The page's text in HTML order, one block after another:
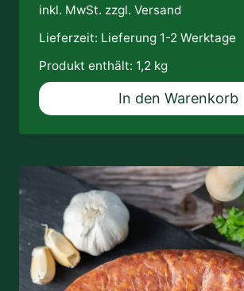
inkl. MwSt. zzgl. Versand
Lieferzeit: Lieferung 1-2 Werktage
Produkt enthält: 1,2 kg
In den Warenkorb